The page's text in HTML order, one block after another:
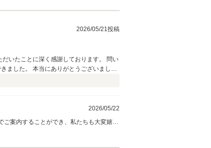
2026/05/21投稿
いたことに深く感謝しております。 問い
ました。 本当にありがとうございまし
2026/05/22